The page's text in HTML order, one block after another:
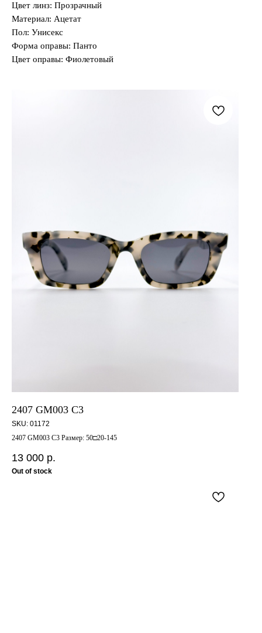
Цвет линз: Прозрачный
Материал: Ацетат
Пол: Унисекс
Форма оправы: Панто
Цвет оправы: Фиолетовый
2407 GM003 C3
SKU: 01172
2407 GM003 C3 Размер: 50□20-145
13 000 р.
Out of stock